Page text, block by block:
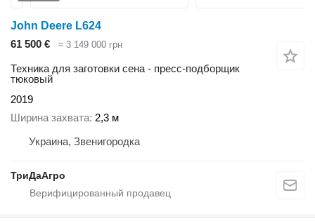
John Deere L624
61 500 €
≈ 3 149 000 грн
Техника для заготовки сена - пресс-подборщик
тюковый
2019
Ширина захвата 2,3 м
Украина, Звенигородка
ТриДаАгро